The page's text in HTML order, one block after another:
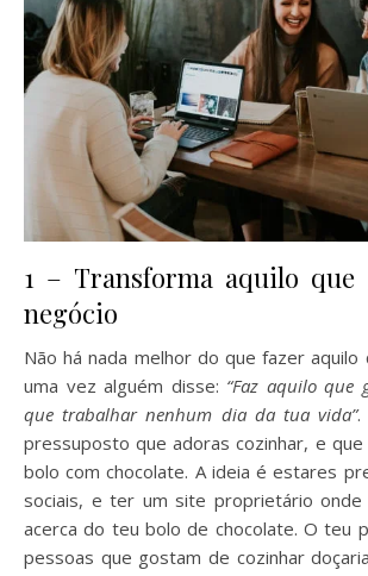
1 – Transforma aquilo que
negócio
Não há nada melhor do que fazer aquilo
uma vez alguém disse: “Faz aquilo que
que trabalhar nenhum dia da tua vida”.
pressuposto que adoras cozinhar, e
bolo com chocolate. A ideia é estares
sociais, e ter um site proprietário onde
acerca do teu bolo de chocolate. O teu
pessoas que gostam de cozinhar